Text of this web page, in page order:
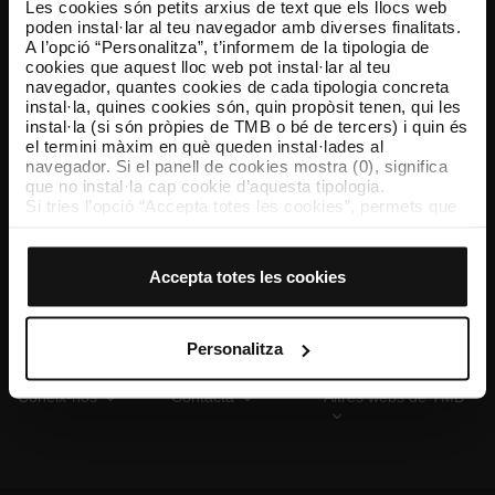
Les cookies són petits arxius de text que els llocs web
poden instal·lar al teu navegador amb diverses finalitats.
A l’opció “Personalitza”, t’informem de la tipologia de
cookies que aquest lloc web pot instal·lar al teu
navegador, quantes cookies de cada tipologia concreta
instal·la, quines cookies són, quin propòsit tenen, qui les
instal·la (si són pròpies de TMB o bé de tercers) i quin és
el termini màxim en què queden instal·lades al
navegador. Si el panell de cookies mostra (0), significa
que no instal·la cap cookie d’aquesta tipologia.
Si tries l’opció “Accepta totes les cookies”, permets que
El selector que es troba a la dreta de cada tipologia de
cookies d’aquella classe.
Un cop hagis marcat les teves preferències, has de fer
clic sobre “Selecciona i configura”. Així, s’instal·laran
només les cookies de la tipologia que hagis seleccionat
personalització, perquè permeten recordar les teves
opcions de navegació (com ara l’idioma) i milloren la teva
Accepta totes les cookies
Personalitza
TMB App
Descarrega’t TMB App i compra els teus bitllets
App Store Google Play
Coneix-nos Contacta Altres webs de TMB